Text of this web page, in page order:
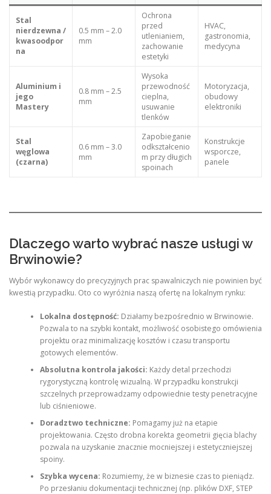
Stal
nierdzewna /
kwasoodpor
na
0.5 mm – 2.0
mm
Ochrona
przed
utlenianiem,
zachowanie
estetyki
HVAC,
gastronomia,
medycyna
Aluminium i
jego
Mastery
0.8 mm – 2.5
mm
Wysoka
przewodność
cieplna,
usuwanie
tlenków
Motoryzacja,
obudowy
elektroniki
Stal
węglowa
(czarna)
0.6 mm – 3.0
mm
Zapobieganie
odkształcenio
m przy długich
spoinach
Konstrukcje
wsporcze,
panele
Dlaczego warto wybrać nasze usługi w
Brwinowie?
Wybór wykonawcy do precyzyjnych prac spawalniczych nie powinien być
kwestią przypadku. Oto co wyróżnia naszą ofertę na lokalnym rynku:
Lokalna dostępność: Działamy bezpośrednio w Brwinowie.
Pozwala to na szybki kontakt, możliwość osobistego omówienia
projektu oraz minimalizację kosztów i czasu transportu
gotowych elementów.
Absolutna kontrola jakości: Każdy detal przechodzi
rygorystyczną kontrolę wizualną. W przypadku konstrukcji
szczelnych przeprowadzamy odpowiednie testy penetracyjne
lub ciśnieniowe.
Doradztwo techniczne: Pomagamy już na etapie
projektowania. Często drobna korekta geometrii gięcia blachy
pozwala na uzyskanie znacznie mocniejszej i estetyczniejszej
spoiny.
Szybka wycena: Rozumiemy, że w biznesie czas to pieniądz.
Po przesłaniu dokumentacji technicznej (np. plików DXF, STEP